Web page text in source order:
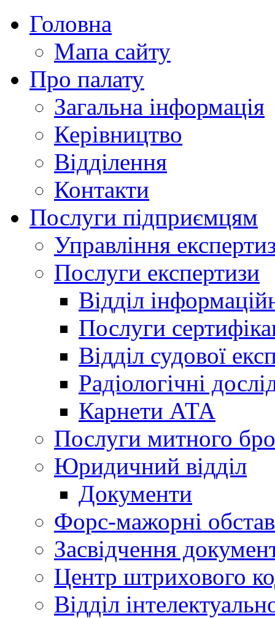
Головна
Мапа сайту
Про палату
Загальна інформація
Керівництво
Відділення
Контакти
Послуги підприємцям
Управління
Послуги експертизи
Відділ
Послуги
Відділ судової
Радіологічні
Карнети АТА
Послуги митного
Юридичний відділ
Документи
Форс-мажорні
Засвідчення
Центр штрихового
Відділ